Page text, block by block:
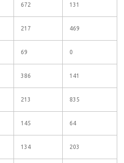
672 131
217 469
69 0
386 141
213 835
145 64
134 203